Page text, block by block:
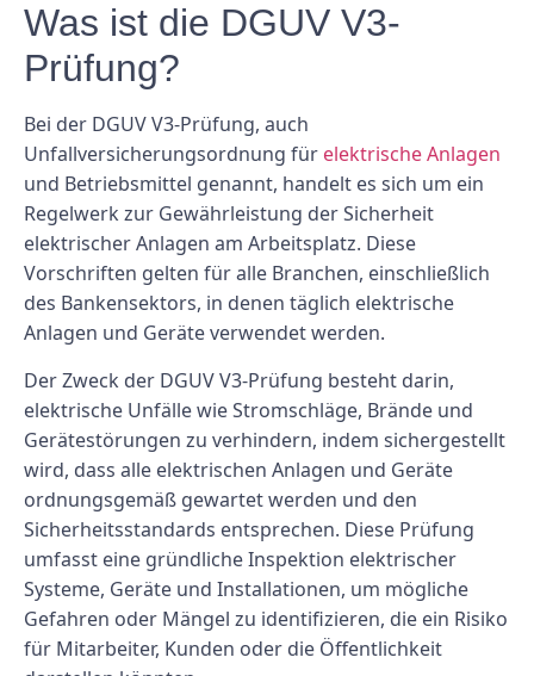
Was ist die DGUV V3-
Prüfung?
Bei der DGUV V3-Prüfung, auch
Unfallversicherungsordnung für elektrische Anlagen
und Betriebsmittel genannt, handelt es sich um ein
Regelwerk zur Gewährleistung der Sicherheit
elektrischer Anlagen am Arbeitsplatz. Diese
Vorschriften gelten für alle Branchen, einschließlich
des Bankensektors, in denen täglich elektrische
Anlagen und Geräte verwendet werden.
Der Zweck der DGUV V3-Prüfung besteht darin,
elektrische Unfälle wie Stromschläge, Brände und
Gerätestörungen zu verhindern, indem sichergestellt
wird, dass alle elektrischen Anlagen und Geräte
ordnungsgemäß gewartet werden und den
Sicherheitsstandards entsprechen. Diese Prüfung
umfasst eine gründliche Inspektion elektrischer
Systeme, Geräte und Installationen, um mögliche
Gefahren oder Mängel zu identifizieren, die ein Risiko
für Mitarbeiter, Kunden oder die Öffentlichkeit